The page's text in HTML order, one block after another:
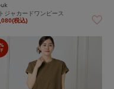
ジャカードワンピース
税込)